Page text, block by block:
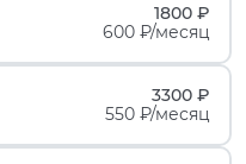
1800 ₽
600 ₽/месяц
3300 ₽
550 ₽/месяц